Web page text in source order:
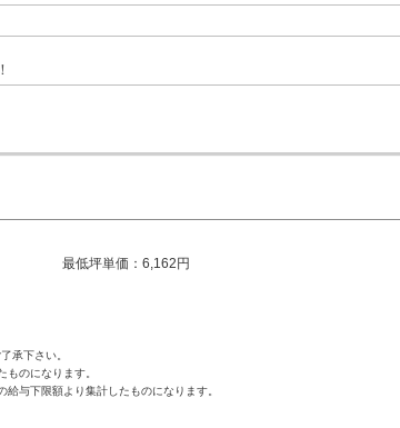
最低坪単価：6,162円
承下さい。
のになります。
与下限額より集計したものになります。